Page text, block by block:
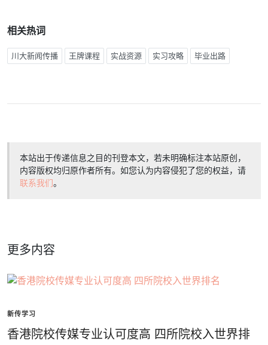
相关热词
川大新闻传播 王牌课程 实战资源 实习攻略 毕业出路
本站出于传递信息之目的刊登本文，若未明确标注本站原创，
内容版权均归原作者所有。如您认为内容侵犯了您的权益，请
联系我们。
更多内容
新传学习
香港院校传媒专业认可度高 四所院校入世界排